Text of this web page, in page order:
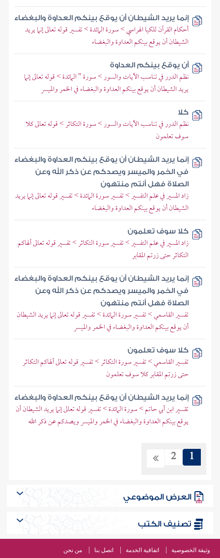
إنما يريد الشيطان أن يوقع بينكم العداوة والبغضاء
أحكام القرآن للكيا الهراسي > سورة المائدة > تفسير قوله تعالى إنما يريد
الشيطان أن يوقع بينكم العداوة والبغضاء
أن يوقع بينكم العداوة
نظم الدرر في تناسب الآيات والسور > سورة " المائدة > قوله تعالى إنما
يريد الشيطان أن يوقع بينكم العداوة والبغضاء في الخمر والميسر
كلا
نظم الدرر في تناسب الآيات والسور > سورة التكاثر > قوله تعالى كلا
سوف تعلمون
إنما يريد الشيطان أن يوقع بينكم العداوة والبغضاء
في الخمر والميسر ويصدكم عن ذكر الله وعن
الصلاة فهل أنتم منتهون
زاد المسير في علم التفسير > تفسير سورة المائدة > تفسير قوله تعالى إنما يريد
الشيطان أن يوقع بينكم العداوة والبغضاء
كلا سوف تعلمون
زاد المسير في علم التفسير > تفسير سورة التكاثر > تفسير قوله تعالى ألهاكم
التكاثر حتى زرتم المقابر
إنما يريد الشيطان أن يوقع بينكم العداوة والبغضاء
في الخمر والميسر ويصدكم عن ذكر الله وعن
الصلاة فهل أنتم منتهون
تفسير القاسمي > تفسير سورة المائدة > تفسير قوله تعالى إنما يريد الشيطان
أن يوقع بينكم العداوة والبغضاء في الخمر والميسر
كلا سوف تعلمون
تفسير القاسمي > تفسير سورة التكاثر > تفسير قوله تعالى ألهاكم التكاثر
حتى زرتم المقابر كلا سوف تعلمون
إنما يريد الشيطان أن يوقع بينكم العداوة والبغضاء
تقسير ابن أبي حاتم > سورة المائدة > تفسير قوله تعالى إنما يريد الشيطان أن
يوقع بينكم العداوة والبغضاء في الخمر والميسر ويصدكم عن ذكر الله
1
2
العرض الموضوعي
تصنيف الكتب
وثيقة الخصوصية اتفاقية الخدمة اتصل بنا من نحن